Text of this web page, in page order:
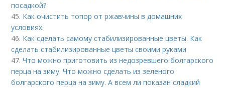
посадкой?
45. Как очистить топор от ржавчины в домашних
условиях.
46. Как сделать самому стабилизированные цветы. Как
сделать стабилизированные цветы своими руками
47.Что можно приготовить из недозревшего болгарского
перца на зиму. Что можно сделать из зеленого
болгарского перца на зиму. А всем ли показан сладкий